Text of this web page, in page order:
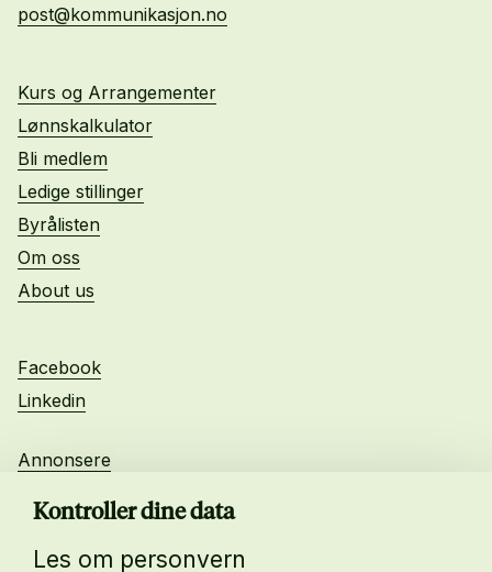
Kontroller dine data
Les om personvern
post@kommunikasjon.no
Kurs og Arrangementer
Lønnskalkulator
Bli medlem
Ledige stillinger
Byrålisten
Om oss
About us
Facebook
Linkedin
Annonsere